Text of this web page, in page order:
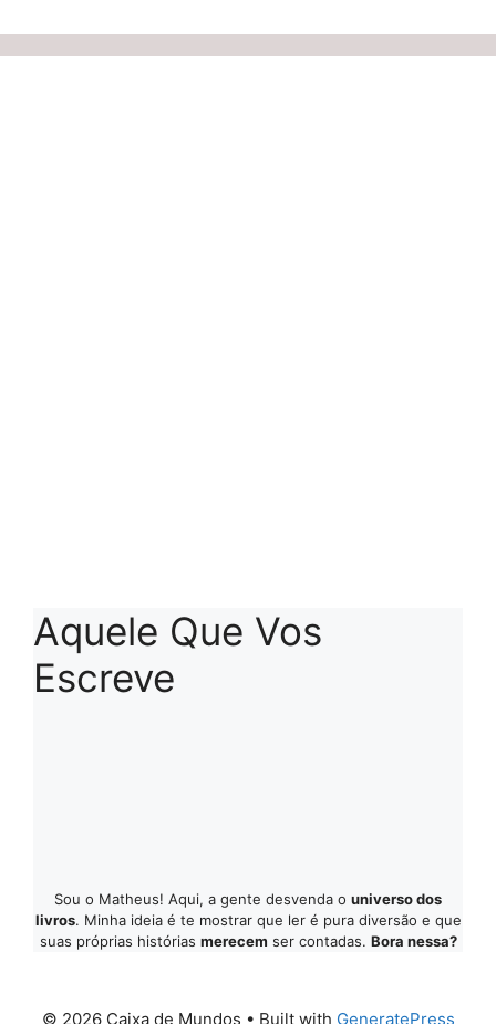
Aquele Que Vos
Escreve
Sou o Matheus! Aqui, a gente desvenda o universo dos
livros. Minha ideia é te mostrar que ler é pura diversão e que
suas próprias histórias merecem ser contadas. Bora nessa?
© 2026 Caixa de Mundos • Built with GeneratePress